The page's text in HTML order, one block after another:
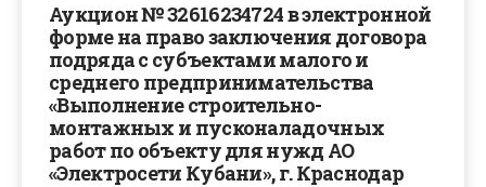
Аукцион № 32616234724 в электронной
форме на право заключения договора
подряда с субъектами малого и
среднего предпринимательства
«Выполнение строительно-
монтажных и пусконаладочных
работ по объекту для нужд АО
«Электросети Кубани», г. Краснодар